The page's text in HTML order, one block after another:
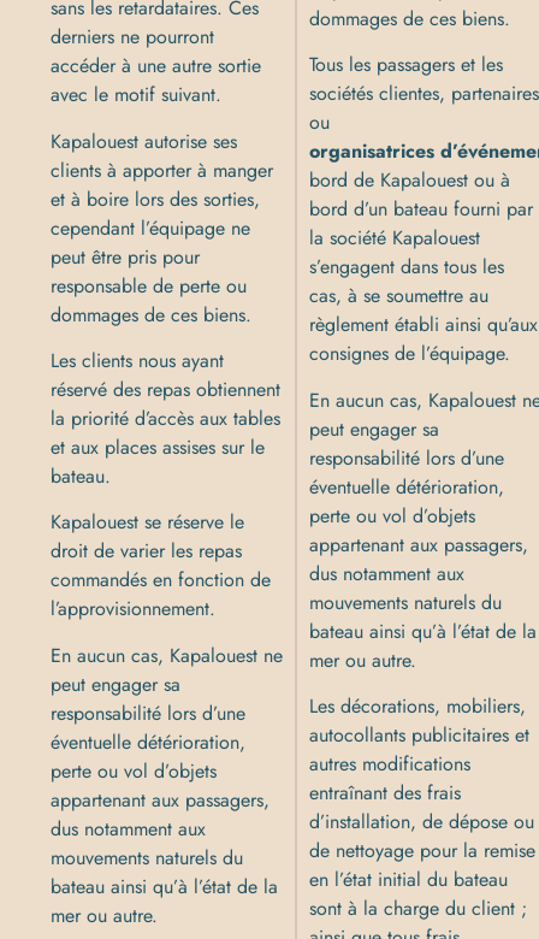
sans les retardataires. Ces
derniers ne pourront
accéder à une autre sortie
avec le motif suivant.
Kapalouest autorise ses
clients à apporter à manger
et à boire lors des sorties,
cependant l’équipage ne
peut être pris pour
responsable de perte ou
dommages de ces biens.
Les clients nous ayant
réservé des repas obtiennent
la priorité d’accès aux tables
et aux places assises sur le
bateau.
Kapalouest se réserve le
droit de varier les repas
commandés en fonction de
l’approvisionnement.
En aucun cas, Kapalouest ne
peut engager sa
responsabilité lors d’une
éventuelle détérioration,
perte ou vol d’objets
appartenant aux passagers,
dus notamment aux
mouvements naturels du
bateau ainsi qu’à l’état de la
mer ou autre.
dommages de ces biens.
Tous les passagers et les
sociétés clientes, partenaires
ou
organisatrices
bord de Kapalouest ou à
bord d’un bateau fourni par
la société Kapalouest
s’engagent dans tous les
cas, à se soumettre au
règlement établi ainsi qu’aux
consignes de l’équipage.
En aucun cas, Kapalouest
peut engager sa
responsabilité lors d’une
éventuelle détérioration,
perte ou vol d’objets
appartenant aux passagers,
dus notamment aux
mouvements naturels du
bateau ainsi qu’à l’état de la
mer ou autre.
Les décorations, mobiliers,
autocollants publicitaires et
autres modifications
entraînant des frais
d’installation, de dépose ou
de nettoyage pour la remise
en l’état initial du bateau
sont à la charge du client ;